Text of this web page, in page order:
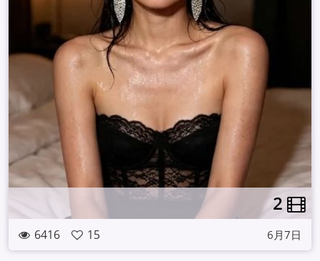
2
6416 15 6月7日